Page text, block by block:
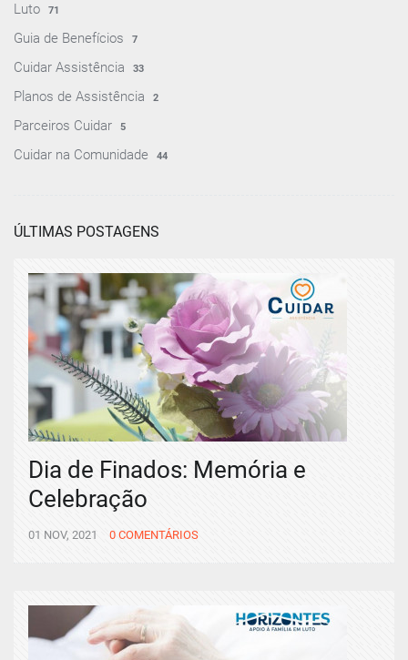
Luto 71
Guia de Benefícios 7
Cuidar Assistência 33
Planos de Assistência 2
Parceiros Cuidar 5
Cuidar na Comunidade 44
ÚLTIMAS POSTAGENS
Dia de Finados: Memória e
Celebração
01 NOV, 2021 0 COMENTÁRIOS